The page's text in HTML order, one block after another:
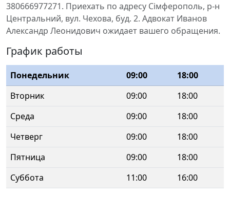
380666977271. Приехать по адресу Сімферополь, р-н
Центральний, вул. Чехова, буд. 2. Адвокат Иванов
Александр Леонидович ожидает вашего обращения.
График работы
Понедельник 09:00
18:00
Вторник
09:00
18:00
Среда
09:00
18:00
Четверг
09:00
18:00
Пятница
09:00
18:00
Суббота
11:00 16:00